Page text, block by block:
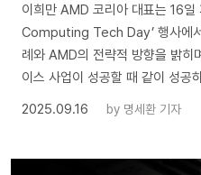
이희만 AMD 코리아 대표는 16
Computing Tech Day’ 행사에
례와 AMD의 전략적 방향을 밝히
이스 사업이 성공할 때 같이 성
2025.09.16
by 명세환 기자